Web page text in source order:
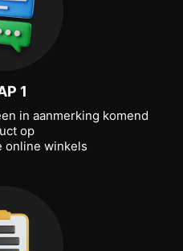
1
in aanmerking komend
op
online winkels